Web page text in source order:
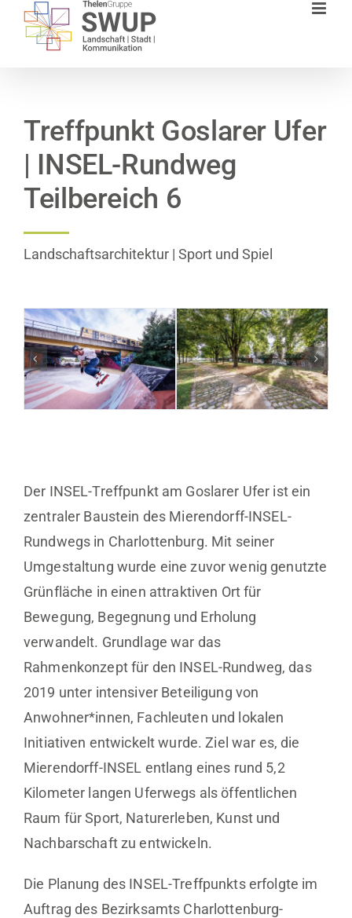
Zum
Inhalt
Treffpunkt Goslarer Ufer
| INSEL-Rundweg
Teilbereich 6
Landschaftsarchitektur | Sport und Spiel
Der INSEL-Treffpunkt am Goslarer Ufer ist ein
zentraler Baustein des Mierendorff-INSEL-
Rundwegs in Charlottenburg. Mit seiner
Umgestaltung wurde eine zuvor wenig genutzte
Grünfläche in einen attraktiven Ort für
Bewegung, Begegnung und Erholung
verwandelt. Grundlage war das
Rahmenkonzept für den INSEL-Rundweg, das
2019 unter intensiver Beteiligung von
Anwohner*innen, Fachleuten und lokalen
Initiativen entwickelt wurde. Ziel war es, die
Mierendorff-INSEL entlang eines rund 5,2
Kilometer langen Uferwegs als öffentlichen
Raum für Sport, Naturerleben, Kunst und
Nachbarschaft zu entwickeln.
Die Planung des INSEL-Treffpunkts erfolgte im
Auftrag des Bezirksamts Charlottenburg-